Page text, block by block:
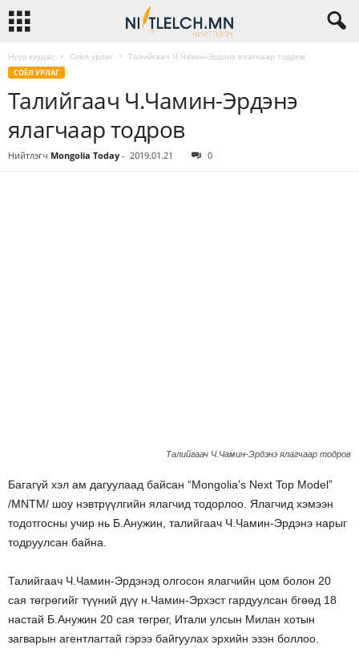
Нүүр хуудас Соёл урлаг Талийгаач Ч.Чамин-Эрдэнэ ялагчаар тодров
СОЁЛ УРЛАГ
Талийгаач Ч.Чамин-Эрдэнэ
ялагчаар тодров
Нийтлэгч Mongolia Today - 2019.01.21 0
Талийгаач Ч.Чамин-Эрдэнэ ялагчаар тодров
Багагүй хэл ам дагуулаад байсан “Mongolia’s Next Top Model”
/MNTM/ шоу нэвтрүүлгийн ялагчид тодорлоо. Ялагчид хэмээн
тодотгосны учир нь Б.Анужин, талийгаач Ч.Чамин-Эрдэнэ нарыг
тодруулсан байна.
Талийгаач Ч.Чамин-Эрдэнэд олгосон ялагчийн цом болон 20
сая төгрөгийг түүний дүү н.Чамин-Эрхэст гардуулсан бгөөд 18
настай Б.Анужин 20 сая төгрөг, Итали улсын Милан хотын
загварын агентлагтай гэрээ байгуулах эрхийн эзэн боллоо.